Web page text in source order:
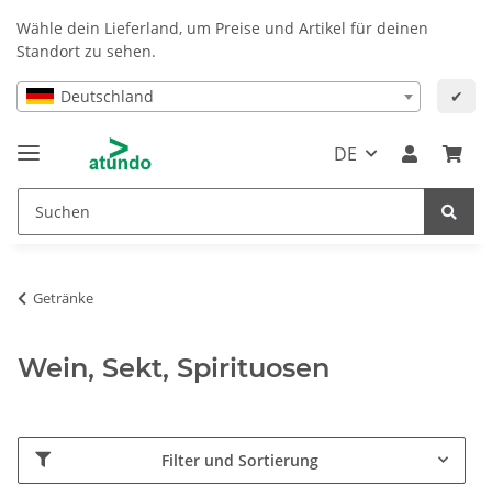
Wähle dein Lieferland, um Preise und Artikel für deinen
Standort zu sehen.
Deutschland ✔
DE
Getränke
Wein, Sekt, Spirituosen
Filter und Sortierung